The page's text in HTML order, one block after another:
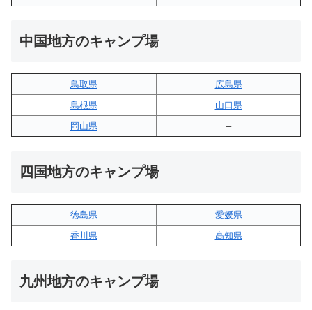
中国地方のキャンプ場
鳥取県
広島県
島根県
山口県
岡山県
–
四国地方のキャンプ場
徳島県
愛媛県
香川県
高知県
九州地方のキャンプ場